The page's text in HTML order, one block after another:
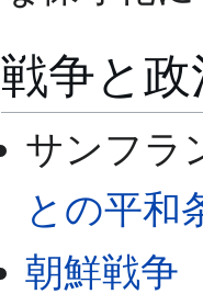
戦争と政
サンフラ
との平和
朝鮮戦争